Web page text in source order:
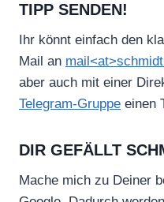
TIPP SENDEN!
Ihr könnt einfach den
Mail an
aber auch mit einer
Telegram-Gruppe einen
DIR GEFÄLLT
Mache mich zu Deiner